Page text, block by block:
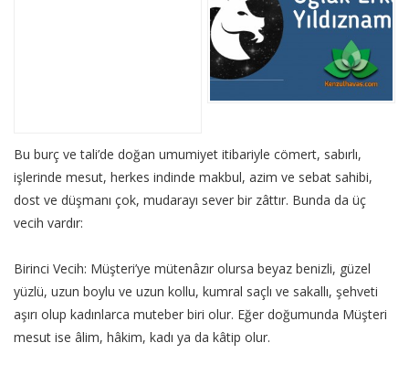
Bu burç ve tali’de doğan umumiyet itibariyle cömert, sabırlı,
işlerinde mesut, herkes indinde makbul, azim ve sebat sahibi,
dost ve düşmanı çok, mudarayı sever bir zâttır. Bunda da üç
vecih vardır:
Birinci Vecih: Müşteri’ye mütenâzır olursa beyaz benizli, güzel
yüzlü, uzun boylu ve uzun kollu, kumral saçlı ve sakallı, şehveti
aşırı olup kadınlarca muteber biri olur. Eğer doğumunda Müşteri
mesut ise âlim, hâkim, kadı ya da kâtip olur.